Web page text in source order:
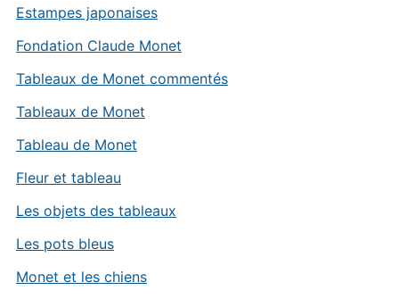
Estampes japonaises
Fondation Claude Monet
Tableaux de Monet commentés
Tableaux de Monet
Tableau de Monet
Fleur et tableau
Les objets des tableaux
Les pots bleus
Monet et les chiens